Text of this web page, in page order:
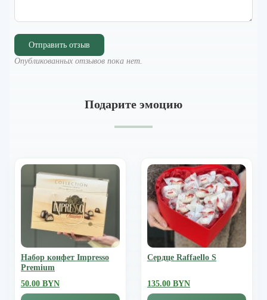
Отправить отзыв
Опубликованных отзывов пока нет.
Подарите эмоцию
Набор конфет Impresso
Premium
50.00 BYN
Сердце Raffaello S
135.00 BYN